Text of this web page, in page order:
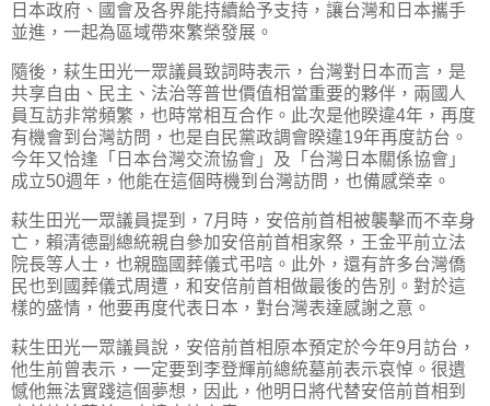
日本政府、國會及各界能持續給予支持，讓台灣和日本攜手
並進，一起為區域帶來繁榮發展。
隨後，萩生田光一眾議員致詞時表示，台灣對日本而言，是
共享自由、民主、法治等普世價值相當重要的夥伴，兩國人
員互訪非常頻繁，也時常相互合作。此次是他睽違4年，再度
有機會到台灣訪問，也是自民黨政調會睽違19年再度訪台。
今年又恰逢「日本台灣交流協會」及「台灣日本關係協會」
成立50週年，他能在這個時機到台灣訪問，也備感榮幸。
萩生田光一眾議員提到，7月時，安倍前首相被襲擊而不幸身
亡，賴清德副總統親自參加安倍前首相家祭，王金平前立法
院長等人士，也親臨國葬儀式弔唁。此外，還有許多台灣僑
民也到國葬儀式周遭，和安倍前首相做最後的告別。對於這
樣的盛情，他要再度代表日本，對台灣表達感謝之意。
萩生田光一眾議員說，安倍前首相原本預定於今年9月訪台，
他生前曾表示，一定要到李登輝前總統墓前表示哀悼。很遺
憾他無法實踐這個夢想，因此，他明日將代替安倍前首相到